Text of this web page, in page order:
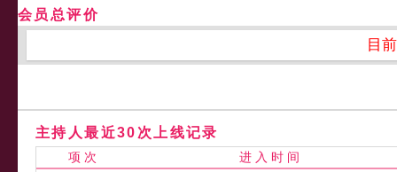
会员总评价
目
主持人最近30次上线记录
项 次 进 入 时 间